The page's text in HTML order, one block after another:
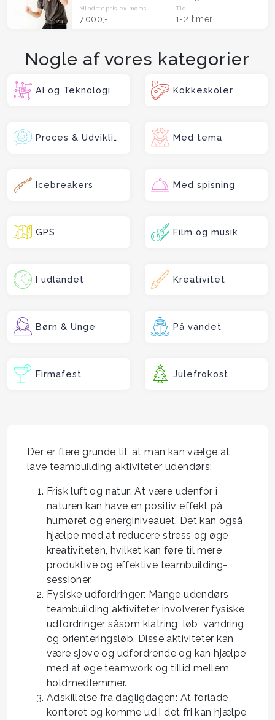
Mindstepris ex moms
7.000,-
Tid
1-2 timer
Nogle af vores kategorier
AI og Teknologi Kokkeskoler
Proces & Udvikling Med tema
Icebreakers Med spisning
GPS Film og musik
I udlandet Kreativitet
Børn & Unge På vandet
Firmafest Julefrokost
Der er flere grunde til, at man kan vælge at
lave teambuilding aktiviteter udendørs:
Frisk luft og natur: At være udenfor i
naturen kan have en positiv effekt på
humøret og energiniveauet. Det kan også
hjælpe med at reducere stress og øge
kreativiteten, hvilket kan føre til mere
produktive og effektive teambuilding-
sessioner.
Fysiske udfordringer: Mange udendørs
teambuilding aktiviteter involverer fysiske
udfordringer såsom klatring, løb, vandring
og orienteringsløb. Disse aktiviteter kan
være sjove og udfordrende og kan hjælpe
med at øge teamwork og tillid mellem
holdmedlemmer.
Adskillelse fra dagligdagen: At forlade
kontoret og komme ud i det fri kan hjælpe